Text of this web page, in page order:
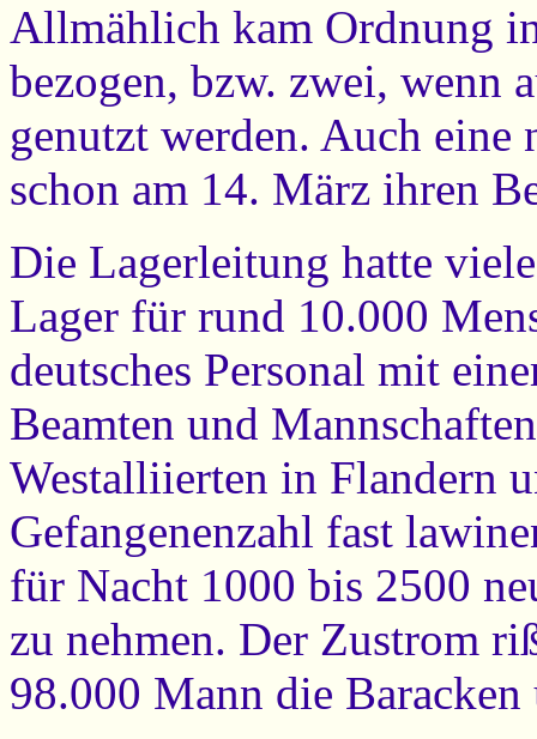
Allmählich kam Ordnung
bezogen, bzw. zwei, wenn
genutzt werden. Auch eine
schon am 14. März ihren
Die Lagerleitung hatte
Lager für rund 10.000
deutsches Personal mit
Beamten und
Westalliierten in Flandern
Gefangenenzahl fast
für Nacht 1000 bis 2500
zu nehmen. Der Zustrom
98.000 Mann die